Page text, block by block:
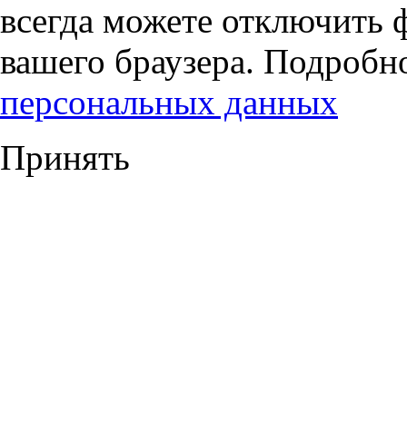
всегда можете отключить
вашего браузера.
персональных данных
Принять